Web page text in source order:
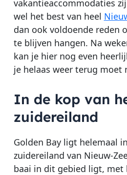
vakantieaccommodaties
wel het best van heel
dan ook voldoende reden
te blijven hangen. Na
kan je hier nog even
je helaas weer terug moet
In de kop van
zuidereiland
Golden Bay ligt helemaal
zuidereiland van Nieuw-
baai in dit gebied ligt, met